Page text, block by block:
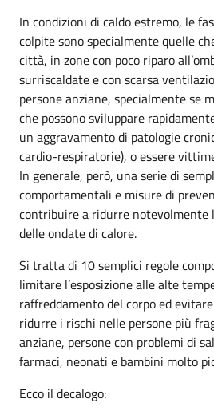
In condizioni di caldo estremo, le
colpite sono specialmente quelle
città, in zone con poco riparo
surriscaldate e con scarsa
persone anziane, specialmente se
che possono sviluppare
un aggravamento di patologie
cardio-respiratorie), o essere
In generale, però, una serie di
comportamentali e misure di
contribuire a ridurre notevolmente
delle ondate di calore.
Si tratta di 10 semplici regole
limitare l’esposizione alle alte
raffreddamento del corpo ed
ridurre i rischi nelle persone più
anziane, persone con problemi di
farmaci, neonati e bambini molto
Ecco il decalogo: